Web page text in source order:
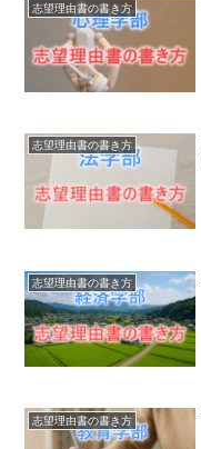
志望理由書の書き方
志望理由書の書き方
志望理由書の書き方
志望理由書の書き方